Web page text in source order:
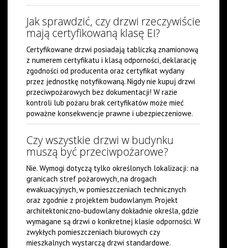
Jak sprawdzić, czy drzwi rzeczywiście
mają certyfikowaną klasę EI?
Certyfikowane drzwi posiadają tabliczką znamionową
z numerem certyfikatu i klasą odporności, deklarację
zgodności od producenta oraz certyfikat wydany
przez jednostkę notyfikowaną. Nigdy nie kupuj drzwi
przeciwpożarowych bez dokumentacji! W razie
kontroli lub pożaru brak certyfikatów może mieć
poważne konsekwencje prawne i ubezpieczeniowe.
Czy wszystkie drzwi w budynku
muszą być przeciwpożarowe?
Nie. Wymogi dotyczą tylko określonych lokalizacji: na
granicach stref pożarowych, na drogach
ewakuacyjnych, w pomieszczeniach technicznych
oraz zgodnie z projektem budowlanym. Projekt
architektoniczno-budowlany dokładnie określa, gdzie
wymagane są drzwi o konkretnej klasie odporności. W
zwykłych pomieszczeniach biurowych czy
mieszkalnych wystarczą drzwi standardowe.